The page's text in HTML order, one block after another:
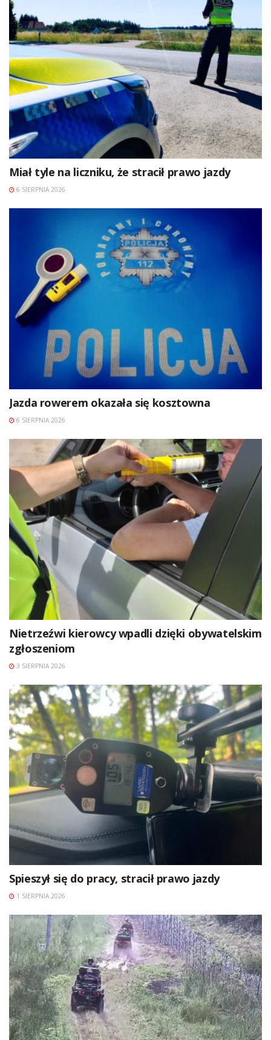
Miał tyle na liczniku, że stracił prawo jazdy
6 SIERPNIA 2026
Jazda rowerem okazała się kosztowna
6 SIERPNIA 2026
Nietrzeźwi kierowcy wpadli dzięki obywatelskim
zgłoszeniom
3 SIERPNIA 2026
Spieszył się do pracy, stracił prawo jazdy
1 SIERPNIA 2026